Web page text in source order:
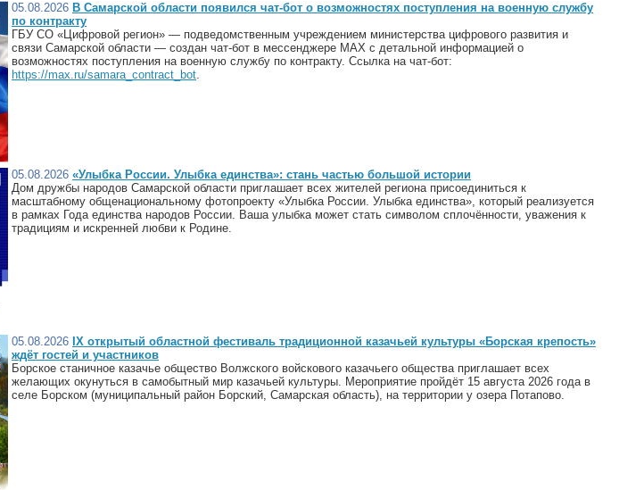
05.08.2026 В Самарской области появился чат-бот о возможностях поступления на военную службу
по контракту
ГБУ СО «Цифровой регион» — подведомственным учреждением министерства цифрового развития и
связи Самарской области — создан чат-бот в мессенджере МАХ с детальной информацией о
возможностях поступления на военную службу по контракту. Ссылка на чат-бот:
https://max.ru/samara_contract_bot.
05.08.2026 «Улыбка России. Улыбка единства»: стань частью большой истории
Дом дружбы народов Самарской области приглашает всех жителей региона присоединиться к
масштабному общенациональному фотопроекту «Улыбка России. Улыбка единства», который реализуется
в рамках Года единства народов России. Ваша улыбка может стать символом сплочённости, уважения к
традициям и искренней любви к Родине.
05.08.2026 IX открытый областной фестиваль традиционной казачьей культуры «Борская крепость»
ждёт гостей и участников
Борское станичное казачье общество Волжского войскового казачьего общества приглашает всех
желающих окунуться в самобытный мир казачьей культуры. Мероприятие пройдёт 15 августа 2026 года в
селе Борском (муниципальный район Борский, Самарская область), на территории у озера Потапово.